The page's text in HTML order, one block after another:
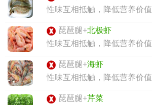
性味互相抵触，降低营养价值
琵琶腿+北极虾
性味互相抵触，降低营养价值
琵琶腿+海虾
性味互相抵触，降低营养价值
琵琶腿+芹菜